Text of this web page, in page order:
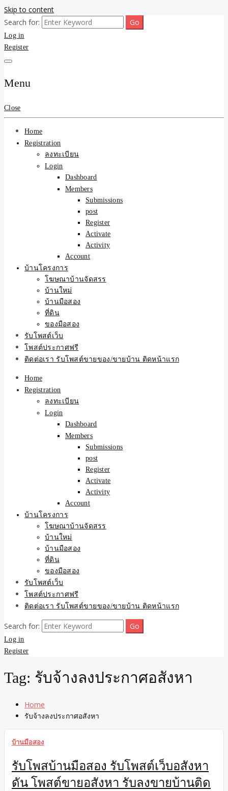
Skip to content
รับจ้างโพสต์ขายบ้าน ขาย
ของ ติดหน้าแรก Google Ai
Search ราคาถูกที่สุด! เน้น
ความคุ้มค่า "ถูกและดีมีอยู่
จริง" (เหมาะกับพ่อค้า
แม่ค้า) บริการโพสต์เว็บ
บอร์ด SEO การันตีงานดี
100% ✨
ขายบ้านไม่ออก ขายสินค้าไม่ได้ บอกเรา! รับจ้างลงโพสต์อสังหาฯ รับโพส
เว็บบอร์ดSEO ดันติดหน้าแรก Google AI ชัวร์ 🎯 … ให้เราจัดการให้! ด้วย
ระบบ AI Search & SEO ที่แม่นยำที่สุด
Search for:
Log in
Register
Menu
Close
Home
Registration
ลงทะเบียน
Login
Dashboard
Members
Submissions
post
Register
Activate
Activity
Account
บ้านโครงการ
โฆษณาบ้านจัดสรร
บ้านใหม่
บ้านมือสอง
ที่ดิน
ของมือสอง
รับโพสต์เว็บ
โพสต์ประกาศฟรี
ติดต่อเรา รับโพสต์ขายของ/ขายบ้าน ติดหน้าแรก
Home
Registration
ลงทะเบียน
Login
Dashboard
Members
Submissions
post
Register
Activate
Activity
Account
บ้านโครงการ
โฆษณาบ้านจัดสรร
บ้านใหม่
บ้านมือสอง
ที่ดิน
ของมือสอง
รับโพสต์เว็บ
โพสต์ประกาศฟรี
ติดต่อเรา รับโพสต์ขายของ/ขายบ้าน ติดหน้าแรก
Search for:
Log in
Register
Tag: รับจ้างลงประกาศอสังหา
Home
รับจ้างลงประกาศอสังหา
บ้านมือสอง
รับโพสบ้านมือสอง รับโพสต์เว็บอสังหา
ดัน โพสต์ขายอสังหา รับลงขายบ้านติด